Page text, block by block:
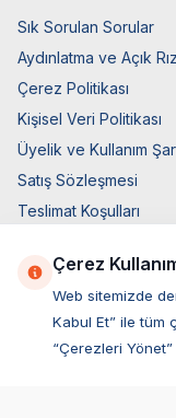
Sık Sorulan Sorular
Aydınlatma ve Açık
Çerez Politikası
Kişisel Veri Politikası
Üyelik ve Kullanım
Satış Sözleşmesi
Teslimat Koşulları
Elektronik İleti
Çerez
Web sitemizde
Kabul Et” ile tüm
“Çerezleri